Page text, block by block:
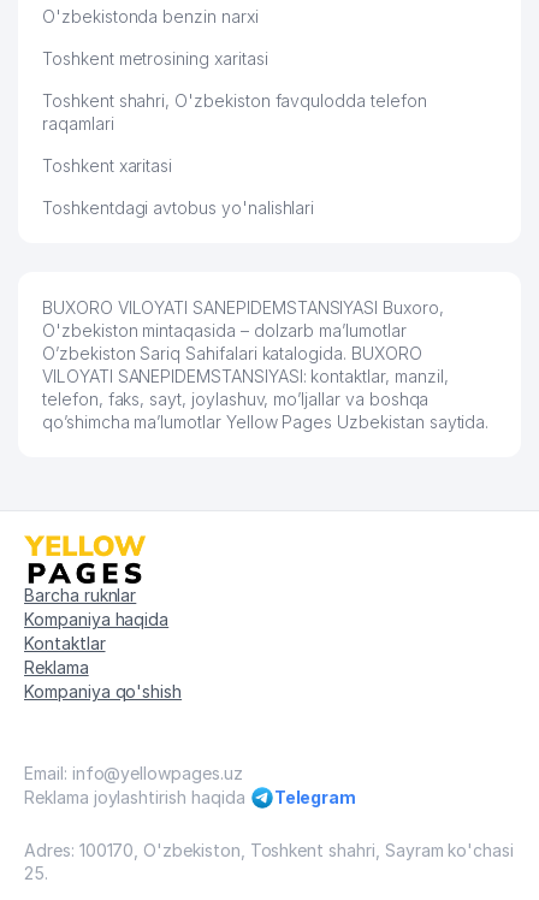
O'zbekistonda benzin narxi
Toshkent metrosining xaritasi
Toshkent shahri, O'zbekiston favqulodda telefon
raqamlari
Toshkent xaritasi
Toshkentdagi avtobus yo'nalishlari
BUXORO VILOYATI SANEPIDEMSTANSIYASI Buxoro,
O'zbekiston mintaqasida – dolzarb ma’lumotlar
O’zbekiston Sariq Sahifalari katalogida. BUXORO
VILOYATI SANEPIDEMSTANSIYASI: kontaktlar, manzil,
telefon, faks, sayt, joylashuv, mo’ljallar va boshqa
qo’shimcha ma’lumotlar Yellow Pages Uzbekistan saytida.
Barcha ruknlar
Kompaniya haqida
Kontaktlar
Reklama
Kompaniya qo'shish
Email: info@yellowpages.uz
Reklama joylashtirish haqida
Telegram
Adres: 100170, O'zbekiston, Toshkent shahri, Sayram ko'chasi
25.